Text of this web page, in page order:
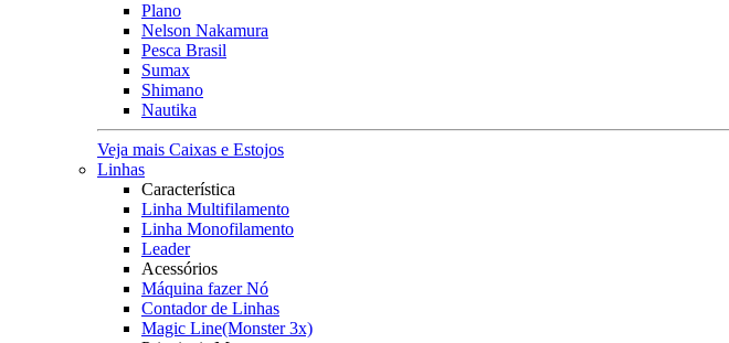
Plano
Nelson Nakamura
Pesca Brasil
Sumax
Shimano
Nautika
Veja mais Caixas e Estojos
Linhas
Característica
Linha Multifilamento
Linha Monofilamento
Leader
Acessórios
Máquina fazer Nó
Contador de Linhas
Magic Line(Monster 3x)